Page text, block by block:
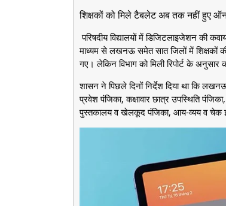
शिक्षकों को मिले टैबलेट अब तक नहीं हुए
परिषदीय विद्यालयों में डिजिटलाइजेशन की
माध्यम से लखनऊ समेत सात जिलों में शिक्षकों
गए। लेकिन विभाग को मिली रिपोर्ट के
शासन ने पिछले दिनों निर्देश दिया था कि
प्रवेश पंजिका, कक्षावार छात्र उपस्थिति
पुस्तकालय व खेलकूद पंजिका, आय-व्यय व चेक